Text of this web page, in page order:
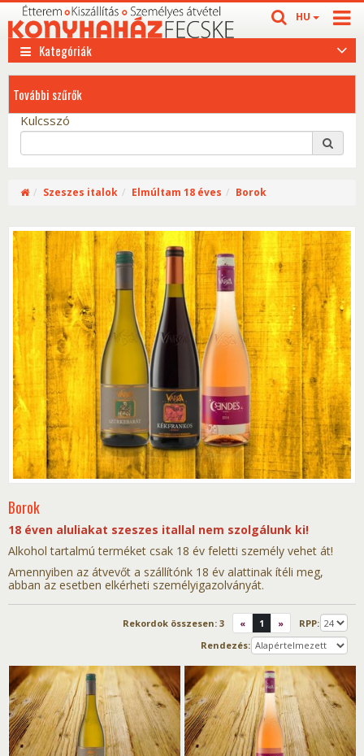
HU
Kategóriák
További szűrők
Kulcsszó
Szeszes italok Elmúltam 18 éves Borok
Borok
18 éven aluliakat szeszes itallal nem szolgálunk ki!
Alkohol tartalmú terméket csak 18 év feletti személy vehet át!
Amennyiben az átvevőt a szállítónk 18 év alattinak ítéli meg,
abban az esetben elkérheti személyigazolványát.
Rekordok összesen: 3 « 1 »
RPP:
Rendezés: